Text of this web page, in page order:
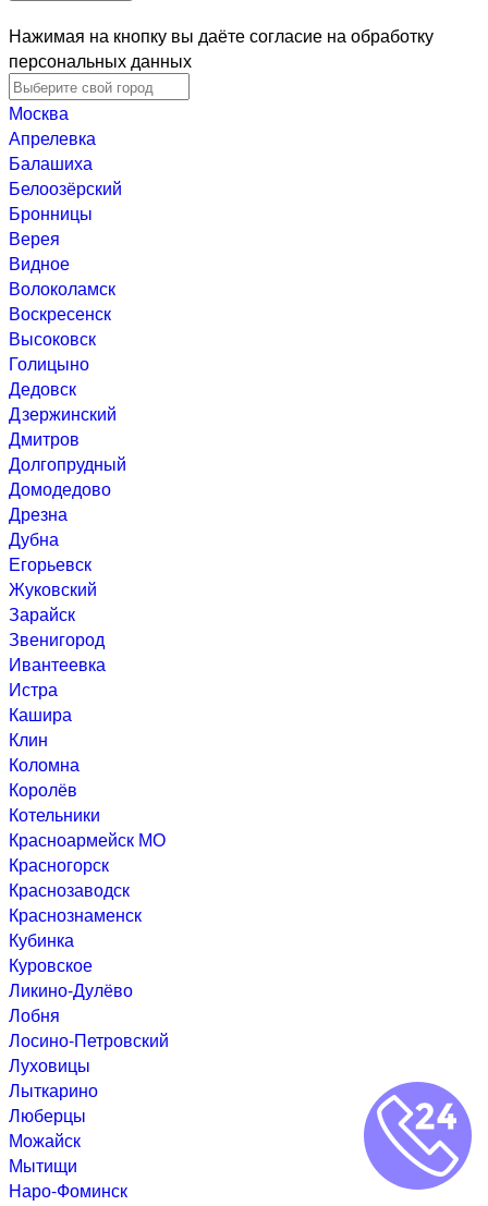
Нажимая на кнопку вы даёте согласие на обработку
персональных данных
Москва
Апрелевка
Балашиха
Белоозёрский
Бронницы
Верея
Видное
Волоколамск
Воскресенск
Высоковск
Голицыно
Дедовск
Дзержинский
Дмитров
Долгопрудный
Домодедово
Дрезна
Дубна
Егорьевск
Жуковский
Зарайск
Звенигород
Ивантеевка
Истра
Кашира
Клин
Коломна
Королёв
Котельники
Красноармейск МО
Красногорск
Краснозаводск
Краснознаменск
Кубинка
Куровское
Ликино-Дулёво
Лобня
Лосино-Петровский
Луховицы
Лыткарино
Люберцы
Можайск
Мытищи
Наро-Фоминск